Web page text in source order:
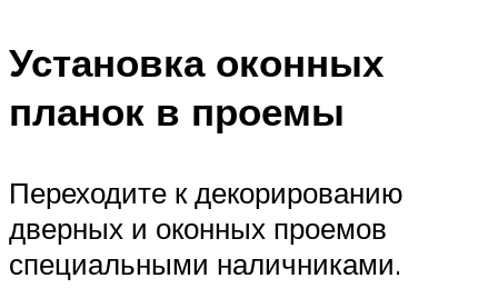
Установка оконных
планок в проемы
Переходите к декорированию
дверных и оконных проемов
специальными наличниками.